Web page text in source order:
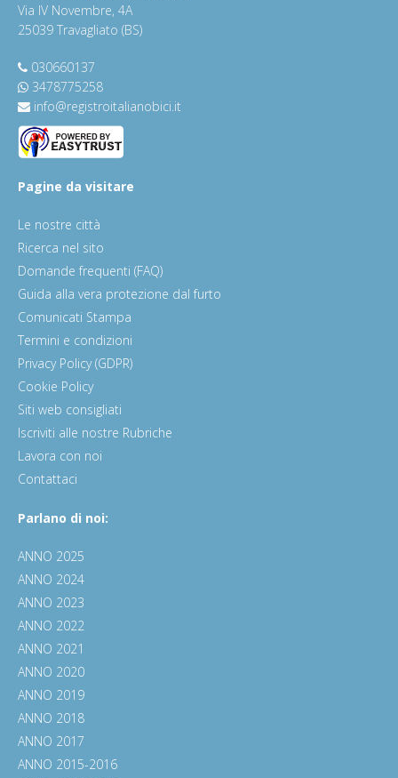
Via IV Novembre, 4A
25039 Travagliato (BS)
030660137
3478775258
info@registroitalianobici.it
Pagine da visitare
Le nostre città
Ricerca nel sito
Domande frequenti (FAQ)
Guida alla vera protezione dal furto
Comunicati Stampa
Termini e condizioni
Privacy Policy (GDPR)
Cookie Policy
Siti web consigliati
Iscriviti alle nostre Rubriche
Lavora con noi
Contattaci
Parlano di noi:
ANNO 2025
ANNO 2024
ANNO 2023
ANNO 2022
ANNO 2021
ANNO 2020
ANNO 2019
ANNO 2018
ANNO 2017
ANNO 2015-2016